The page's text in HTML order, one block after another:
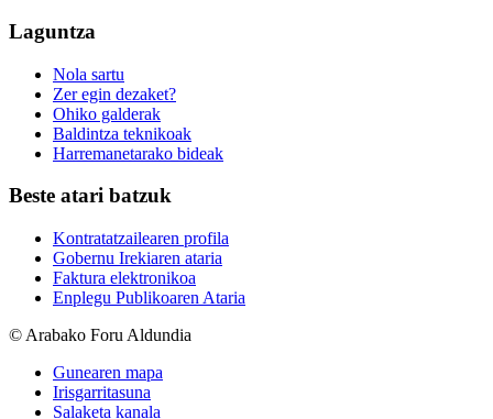
Laguntza
Nola sartu
Zer egin dezaket?
Ohiko galderak
Baldintza teknikoak
Harremanetarako bideak
Beste atari batzuk
Kontratatzailearen profila
Gobernu Irekiaren ataria
Faktura elektronikoa
Enplegu Publikoaren Ataria
© Arabako Foru Aldundia
Gunearen mapa
Irisgarritasuna
Salaketa kanala